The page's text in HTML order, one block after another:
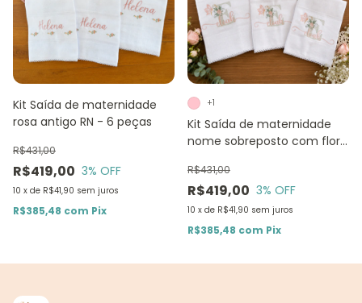
Kit Saída de maternidade
rosa antigo RN - 6 peças
R$419,00
R$431,00
3% OFF
10 x de R$41,90 sem juros
R$385,48 com Pix
Kit Saída de maternidade
nome sobreposto com flor
R$419,00
R$431,00
3% OFF
10 x de R$41,90 sem juros
R$385,48 com Pix
+1